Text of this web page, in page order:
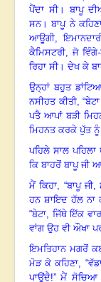
ਪੈਂਦਾ ਸੀ। ਬਾਪੂ
ਸਨ।ਬਾਪੂ ਨੇ
ਆਊਗੀ,
ਕੈਮਿਸਟਰੀ,ਜੋ
ਰਿਹਾ ਸੀ। ਦੇਖ ਕੇ
ਉਨ੍ਹਾਂ ਬਹੁਤ
ਨਸੀਹਤ ਕੀਤੀ,
ਪਤੈ ਆਪਾਂ ਬੜੀ
ਮਿਹਨਤ ਕਰਕੇ ਪੁੱਤ ਨੂੰ
ਪਹਿਲੇ ਸਾਲ
ਕਿ ਬਾਹਰੋਂ ਬਾਪੂ ਜੀ
ਮੈਂ ਕਿਹਾ, “ਬਾਪੂ
ਹਨ ਸ਼ਾਇਦ ਹੱਲ ਨਾ
“ਬੇਟਾ, ਜਿੱਥੇ ਇੱਕ
ਵਾਂਗ ਉਹ ਵੀ ਔਖਾ
ਇਮਤਿਹਾਨ ਮਗਰੋਂ
ਮੋੜ ਕੇ ਕਹਿਣਾ,
ਪਾਉਂਦੈ!” ਮੈਂ ਸੋਚਿਆ